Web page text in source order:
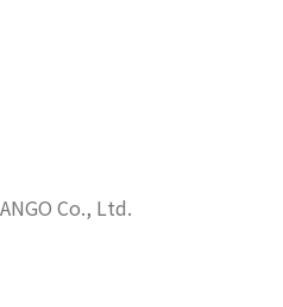
Co., Ltd.